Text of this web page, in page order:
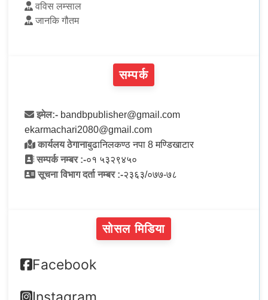
वविस लम्साल
जानकि गौतम
सम्पर्क
इमेल:- bandbpublisher@gmail.com
ekarmachari2080@gmail.com
कार्यलय ठेगानाबुढानिलकण्ठ नपा 8 मण्डिखाटार
सम्पर्क नम्बर :-०१ ५३२९४५०
सूचना विभाग दर्ता नम्बर :-२३६३/०७७-७८
सोसल मिडिया
Facebook